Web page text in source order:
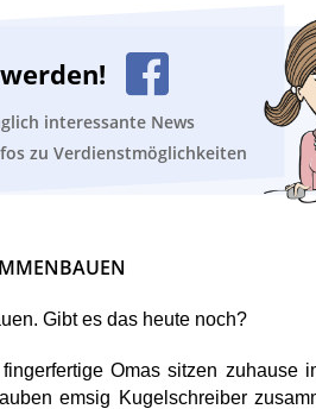
interessante News
zu Verdienstmöglichkeiten
Gibt es das heute noch?
Omas sitzen zuhause
emsig Kugelschreiber